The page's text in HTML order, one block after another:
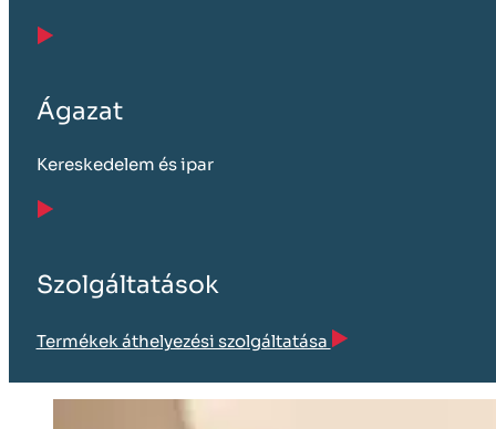
Ágazat
Kereskedelem és ipar
Szolgáltatások
Termékek áthelyezési szolgáltatása